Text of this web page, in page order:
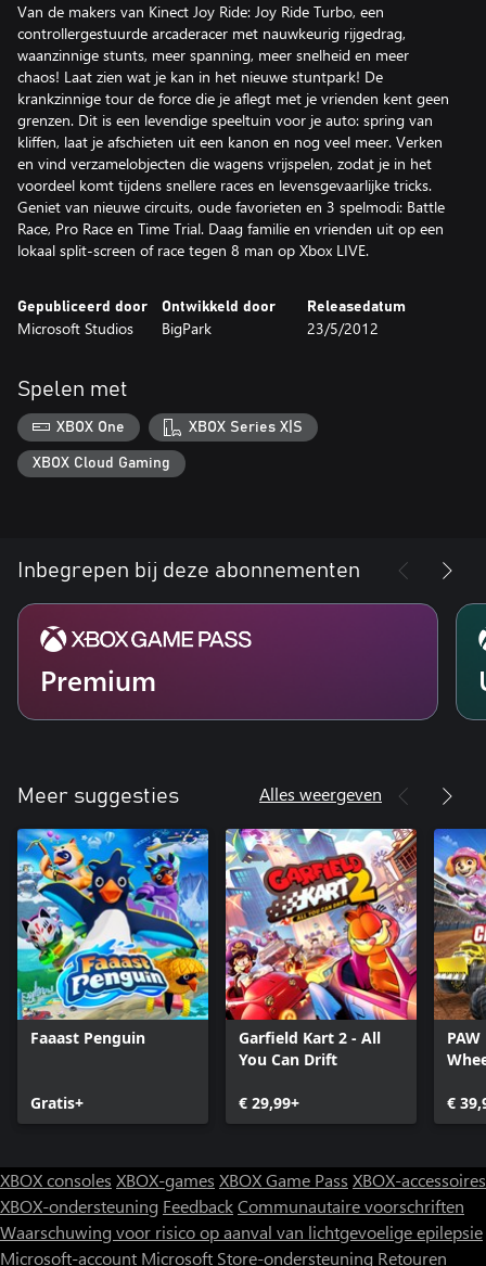
Van de makers van Kinect Joy Ride: Joy Ride Turbo, een
controllergestuurde arcaderacer met nauwkeurig rijgedrag,
waanzinnige stunts, meer spanning, meer snelheid en meer
chaos! Laat zien wat je kan in het nieuwe stuntpark! De
krankzinnige tour de force die je aflegt met je vrienden kent geen
grenzen. Dit is een levendige speeltuin voor je auto: spring van
kliffen, laat je afschieten uit een kanon en nog veel meer. Verken
en vind verzamelobjecten die wagens vrijspelen, zodat je in het
voordeel komt tijdens snellere races en levensgevaarlijke tricks.
Geniet van nieuwe circuits, oude favorieten en 3 spelmodi: Battle
Race, Pro Race en Time Trial. Daag familie en vrienden uit op een
lokaal split-screen of race tegen 8 man op Xbox LIVE.
Gepubliceerd door
Microsoft Studios
Ontwikkeld door
BigPark
Releasedatum
23/5/2012
Spelen met
XBOX One XBOX Series X|S
XBOX Cloud Gaming
Inbegrepen bij deze abonnementen
Premium
Meer suggesties Alles weergeven
Faaast Penguin
Gratis+
Garfield Kart 2 - All
You Can Drift
€ 29,99+
€
XBOX consoles XBOX-games XBOX Game Pass XBOX-accessoires
XBOX-ondersteuning FeedbackCommunautaire voorschriften
Waarschuwing voor risico op aanval van lichtgevoelige epilepsie
Microsoft-account Microsoft Store-ondersteuning Retouren